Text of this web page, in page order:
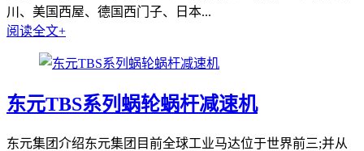
川、美国西屋、德国西门子、日本...
阅读全文+
东元TBS系列蜗轮蜗杆减速机
东元集团介绍东元集团目前全球工业马达位于世界前三;并从